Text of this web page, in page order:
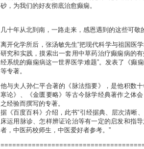
砂，为我们的好友彻底治愈癫痫。
几十年从北到南，一路走来，感恩遇到的这些可敬
离开化学所后，张汤敏先生“把现代科学与祖国医
研究和实践，摸索出一套用中草药治疗癫痫病的
经系统的癫痫病这一世界医学难题”。发表了《癫
等专著。
他与夫人孙仁平合著的《脉法指要》，是他积数
寒论》、《金匮要略》等古今脉学经典著作之体
之经验而撰写的专著。
据《百度百科》介绍，此书“引经据典、层次清晰
床运用脉诊、怎样辨证论治等有一定的启发和指
者，中医药校师生，中医爱好者参考。”